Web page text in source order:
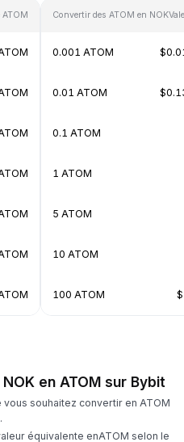
ATOM Convertir des ATOM en NOK
0.001 ATOM
0.01 ATOM
0.1 ATOM
1 ATOM
5 ATOM
10 ATOM
100 ATOM
en ATOM sur Bybit
vous souhaitez convertir en ATOM
équivalente enATOM selon le